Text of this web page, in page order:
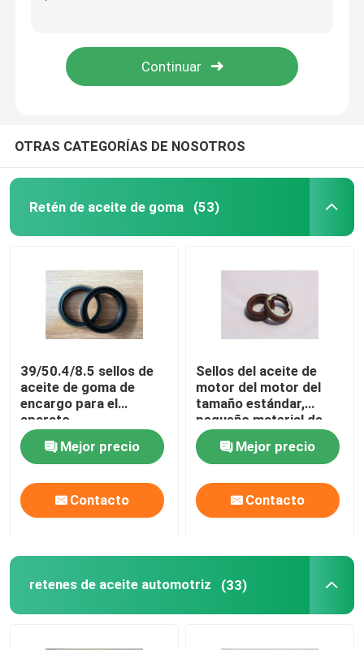
Sello del labio del aceite
Lavadora plana de PTFE
Piezas moldeadas de caucho
juntas de goma de encargo
Lavadora de lacre del metal
piezas trabajadas a máquina del metal
OTRAS CATEGORÍAS DE NOSOTROS
Retén de aceite de goma (53)
39/50.4/8.5 sellos de
aceite de goma de
encargo para el
aparato
electrodoméstico
KK15026154Mejor precio
Contacto
Sellos del aceite de
motor del motor del
tamaño estándar,
pequeño material de
goma del sello HNR del
polvo de Brown
Mejor precio
Contacto
retenes de aceite automotriz (33)